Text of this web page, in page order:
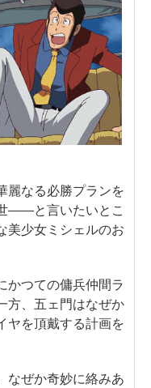
麗なる必勝プランを
――と言いたいとこ
美少女ミシェルのお
かつての傭兵仲間ラ
方、五ェ門はなぜか
ヤを頂戴する計画を
なぜか奇妙に絡みあ